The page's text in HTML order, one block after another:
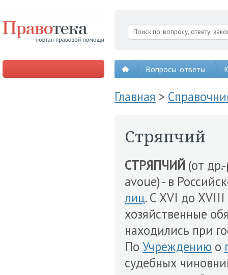
Вопросы-ответы
Главная >
Стряпчий
СТРЯПЧИЙ (от
avoue) - в
лиц. С XVI до
хозяйственные
находились при
По Учреждению о
судебных